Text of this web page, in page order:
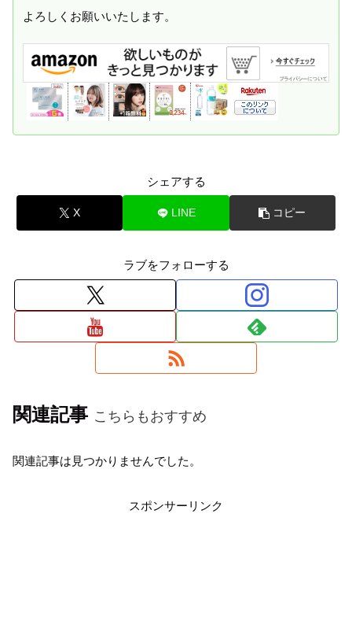
よろしくお願いいたします。
シェアする
X LINE コピー
ラブをフォローする
関連記事 こちらもおすすめ
関連記事は見つかりませんでした。
スポンサーリンク